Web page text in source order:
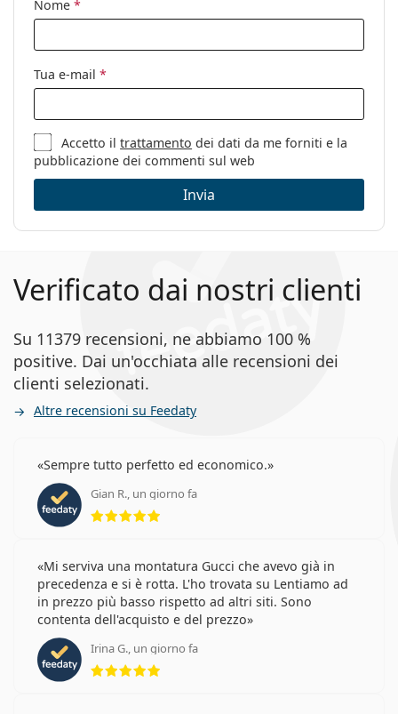
Nome *
Tua e-mail *
Accetto iltrattamento dei dati da me forniti e la
pubblicazione dei commenti sul web
Invia
Verificato dai nostri clienti
Su 11379 recensioni, ne abbiamo 100 %
positive. Dai un'occhiata alle recensioni dei
clienti selezionati.
Altre recensioni su Feedaty
Sempre tutto perfetto ed economico.
Gian R., un giorno fa
Mi serviva una montatura Gucci che avevo già in
precedenza e si è rotta. L'ho trovata su Lentiamo ad
in prezzo più basso rispetto ad altri siti. Sono
contenta dell'acquisto e del prezzo
Irina G., un giorno fa